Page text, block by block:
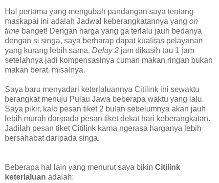
Hal pertama yang mengubah pandangan saya tentang
maskapai ini adalah Jadwal keberangkatannya yang on
time banget! Dengan harga yang ga terlalu jauh bedanya
dengan si singa, saya berharap dapat kualitas pelayanan
yang kurang lebih sama. Delay 2 jam dikasih tau 1 jam
setelahnya jadi kompensasinya cuman makan ringan bukan
makan berat, misalnya.
Saya baru menyadari keterlaluannya Citilink ini sewaktu
berangkat menuju Pulau Jawa beberapa waktu yang lalu.
Saya pikir, kalo pesan tiket 2 bulan sebelumnya akan jauh
lebih murah daripada pesan tiket dekat hari keberangkatan.
Jadilah pesan tiket Citilink karna ngerasa harganya lebih
bersahabat daripada singa.
Beberapa hal lain yang menurut saya bikin Citilink
keterlaluan adalah: